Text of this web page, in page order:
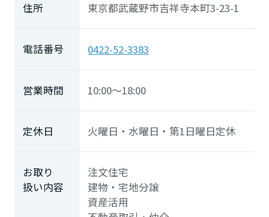
住所 東京都武蔵野市吉祥寺本町3-23-1
電話番号 0422-52-3383
営業時間 10:00～18:00
定休日 火曜日・水曜日・第1日曜日定休
お取り
扱い内容
注文住宅
建物・宅地分譲
資産活用
熊本県